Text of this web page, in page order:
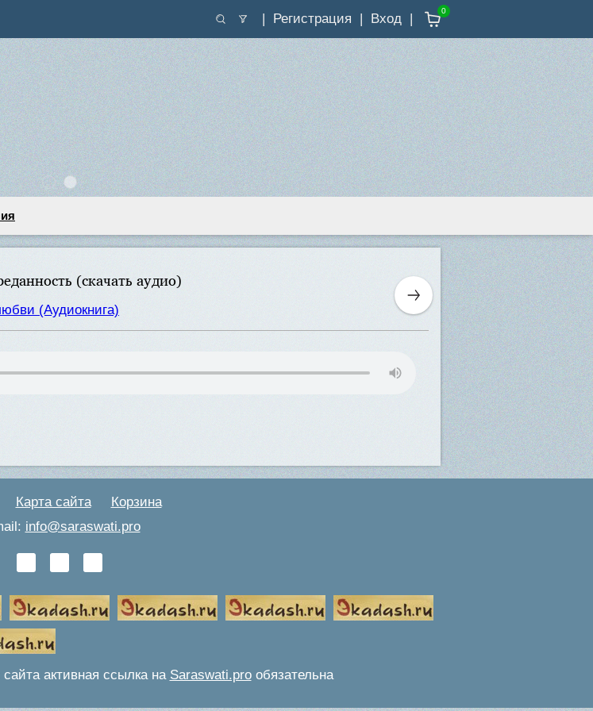
Регистрация Вход
0
(скачать аудио)
(Аудиокнига)
Карта сайта
Корзина
info@saraswati.pro
активная ссылка на Saraswati.proобязательна